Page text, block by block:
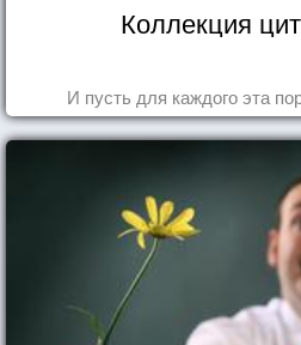
Коллекция
И пусть для каждого эта